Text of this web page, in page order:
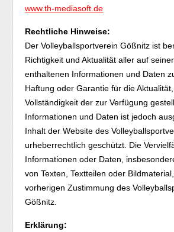
www.th-mediasoft.de
Rechtliche Hinweise:
Der Volleyballsportverein Gößnitz ist
Richtigkeit und Aktualität aller auf
enthaltenen Informationen und Daten
Haftung oder Garantie für die
Vollständigkeit der zur Verfügung
Informationen und Daten ist jedoch
Inhalt der Website des
urheberrechtlich geschützt. Die
Informationen oder Daten,
von Texten, Textteilen oder
vorherigen Zustimmung des
Gößnitz.
Erklärung: